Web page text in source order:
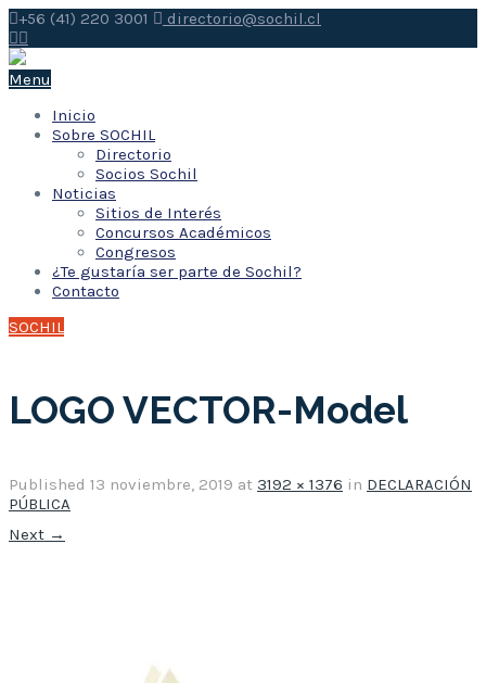
+56 (41) 220 3001 directorio@sochil.cl
Menu
Inicio
Sobre SOCHIL
Directorio
Socios Sochil
Noticias
Sitios de Interés
Concursos Académicos
Congresos
¿Te gustaría ser parte de Sochil?
Contacto
SOCHIL
LOGO VECTOR-Model
Published 13 noviembre, 2019 at 3192 × 1376 in DECLARACIÓN
PÚBLICA
Next →